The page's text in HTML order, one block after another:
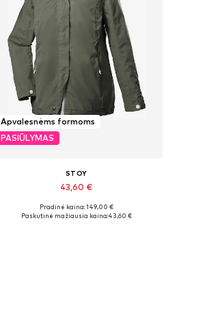
Apvalesnėms formoms
PASIŪLYMAS
STOY
43,60 €
Galimi dydžiai: L, L-XL, XL
Pradinė kaina: 149,00 €
Paskutinė mažiausia kaina:43,60 €